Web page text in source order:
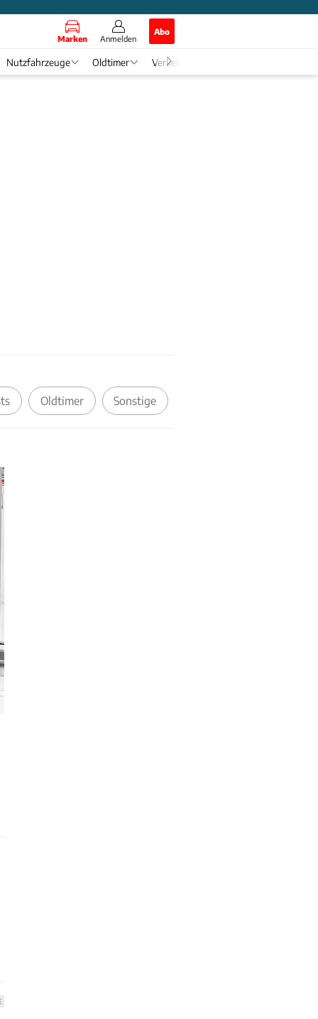
Marken Anmelden
Abo
Nutzfahrzeuge Oldtimer Verkehr
Oldtimer Sonstige